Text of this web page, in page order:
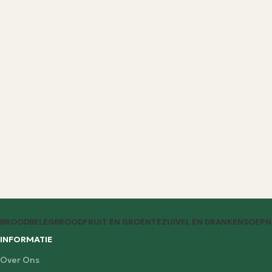
BROODBELEGBROODFRUIT EN GROENTEZUIVEL EN DRANKENSOEP
INFORMATIE
Over Ons